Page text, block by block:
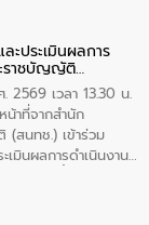
ะประเมินผลการ
ราชบัญญัติ
ประจำ
2569
2569 เวลา 13.30 น.
น้าที่จากสำนัก
(สนทช.) เข้าร่วม
เมินผลการดำเนินงาน
พยากรน้ำ พ.ศ. 2561